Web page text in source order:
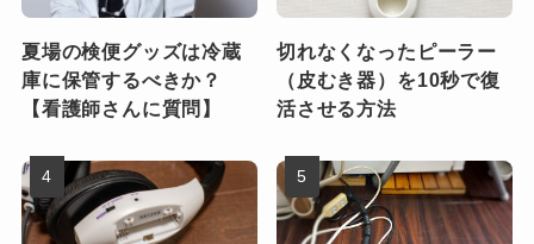
夏場の検便グッズは冷蔵
庫に保管するべきか？
【看護師さんに質問】
切れなくなったピーラー
（皮むき器）を10秒で復
活させる方法